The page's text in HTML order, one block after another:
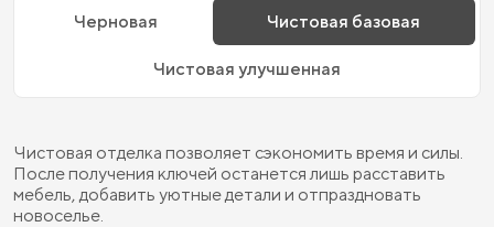
Черновая Чистовая базовая
Чистовая улучшенная
Чистовая отделка позволяет сэкономить время и силы.
После получения ключей останется лишь расставить
мебель, добавить уютные детали и отпраздновать
новоселье.